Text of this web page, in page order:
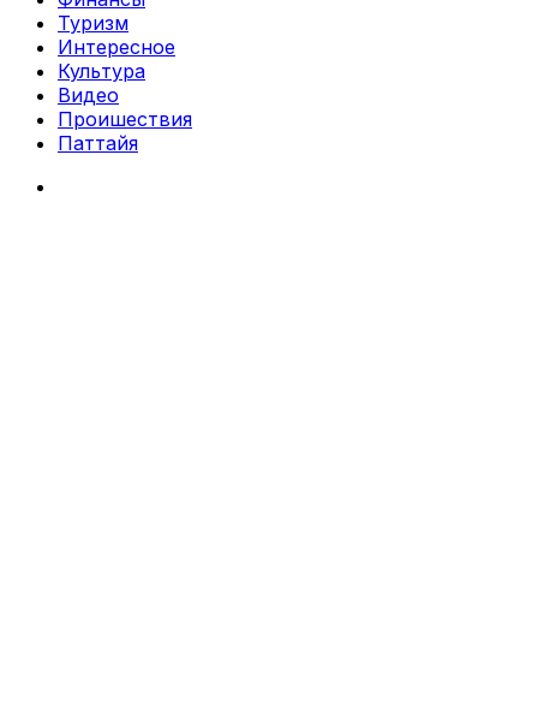
Туризм
Интересное
Культура
Видео
Проишествия
Паттайя